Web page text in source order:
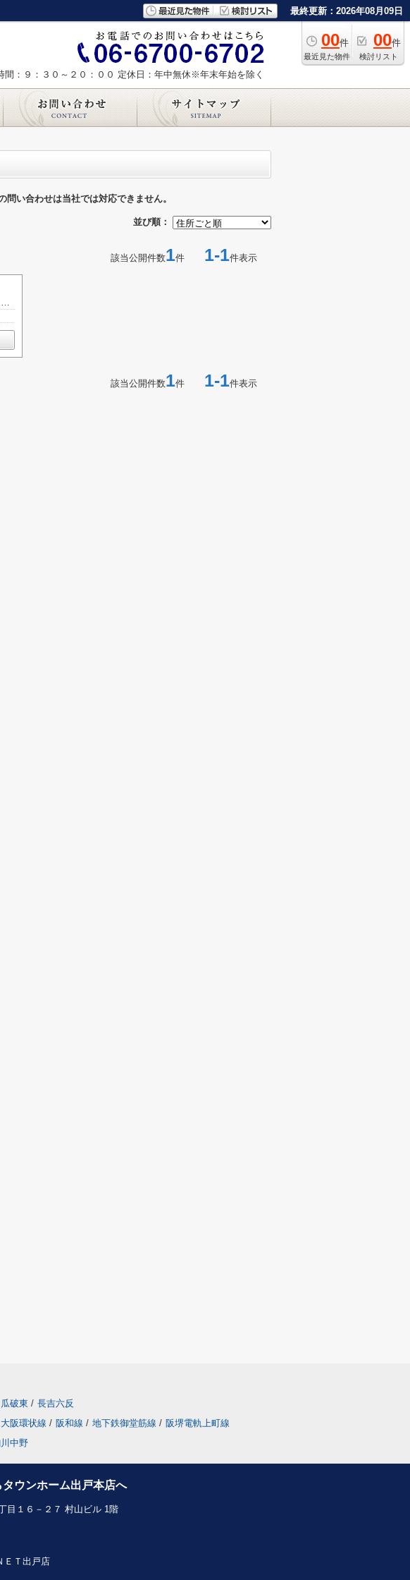
最終更新：2026年08月09日
00件
最近見た物件
00件
検討リスト
間：９：３０～２０：００ 定休日：年中無休※年末年始を除く
い合わせは当社では対応できません。
並び順：
該当公開件数1件 1-1件表示
大阪府大阪市平野区喜連東１丁目
該当公開件数1件 1-1件表示
瓜破東 / 長吉六反
大阪環状線 / 阪和線 / 地下鉄御堂筋線 / 阪堺電軌上町線
中野
ウンホーム出戸本店へ
目１６－２７ 村山ビル 1階
ＥＴ出戸店